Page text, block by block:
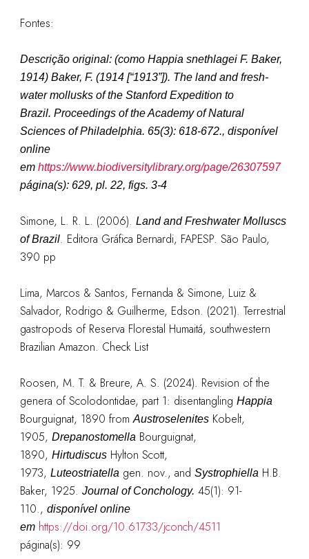
Fontes:
Descrição original: (como Happia snethlagei F. Baker,
1914) Baker, F. (1914 [“1913”]). The land and fresh-
water mollusks of the Stanford Expedition to
Brazil. Proceedings of the Academy of Natural
Sciences of Philadelphia. 65(3): 618-672., disponível
online
em https://www.biodiversitylibrary.org/page/26307597
página(s): 629, pl. 22, figs. 3-4
Simone, L. R. L. (2006). Land and Freshwater Molluscs
of Brazil. Editora Gráfica Bernardi, FAPESP. São Paulo,
390 pp
Lima, Marcos & Santos, Fernanda & Simone, Luiz &
Salvador, Rodrigo & Guilherme, Edson. (2021). Terrestrial
gastropods of Reserva Florestal Humaitá, southwestern
Brazilian Amazon. Check List
Roosen, M. T. & Breure, A. S. (2024). Revision of the
genera of Scolodontidae, part 1: disentangling Happia
Bourguignat, 1890 fromAustroselenitesKobelt,
1905, DrepanostomellaBourguignat,
1890, HirtudiscusHylton Scott,
1973, Luteostriatellagen. nov., and SystrophiellaH.B.
Baker, 1925. Journal of Conchology. 45(1): 91-
110., disponível online
em https://doi.org/10.61733/jconch/4511
página(s): 99